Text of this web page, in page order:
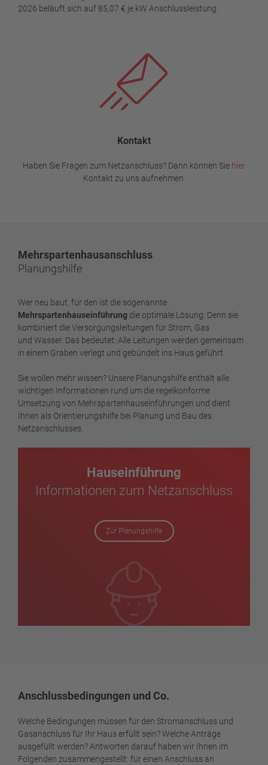
2026 beläuft sich auf 85,07 € je kW Anschlussleistung.
Kontakt
Haben Sie Fragen zum Netzanschluss? Dann können Sie hier
Kontakt zu uns aufnehmen.
Mehrspartenhausanschluss
Planungshilfe
Wer neu baut, für den ist die sogenannte
Mehrspartenhauseinführung die optimale Lösung. Denn sie
kombiniert die Versorgungsleitungen für Strom, Gas
und Wasser. Das bedeutet: Alle Leitungen werden gemeinsam
in einem Graben verlegt und gebündelt ins Haus geführt.
Sie wollen mehr wissen? Unsere Planungshilfe enthält alle
wichtigen Informationen rund um die regelkonforme
Umsetzung von Mehrspartenhauseinführungen und dient
Ihnen als Orientierungshilfe bei Planung und Bau des
Netzanschlusses.
Hauseinführung
Informationen zum Netzanschluss
Zur Planungshilfe
Anschlussbedingungen und Co.
Welche Bedingungen müssen für den Stromanschluss und
Gasanschluss für Ihr Haus erfüllt sein? Welche Anträge
ausgefüllt werden? Antworten darauf haben wir Ihnen im
Folgenden zusammengestellt: für einen Anschluss an